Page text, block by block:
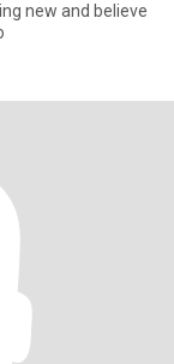
new and believe